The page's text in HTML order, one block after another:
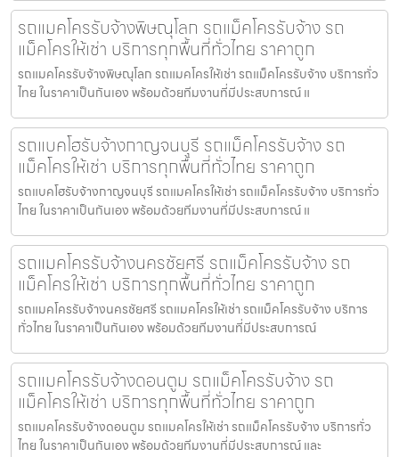
รถแมคโครรับจ้างพิษณุโลก รถแม็คโครรับจ้าง รถ
แม็คโครให้เช่า บริการทุกพื้นที่ทั่วไทย ราคาถูก
รถแมคโครรับจ้างพิษณุโลก รถแมคโครให้เช่า รถแม็คโครรับจ้าง บริการทั่ว
ไทย ในราคาเป็นกันเอง พร้อมด้วยทีมงานที่มีประสบการณ์ แ
รถแบคโฮรับจ้างกาญจนบุรี รถแม็คโครรับจ้าง รถ
แม็คโครให้เช่า บริการทุกพื้นที่ทั่วไทย ราคาถูก
รถแบคโฮรับจ้างกาญจนบุรี รถแมคโครให้เช่า รถแม็คโครรับจ้าง บริการทั่ว
ไทย ในราคาเป็นกันเอง พร้อมด้วยทีมงานที่มีประสบการณ์ แ
รถแมคโครรับจ้างนครชัยศรี รถแม็คโครรับจ้าง รถ
แม็คโครให้เช่า บริการทุกพื้นที่ทั่วไทย ราคาถูก
รถแมคโครรับจ้างนครชัยศรี รถแมคโครให้เช่า รถแม็คโครรับจ้าง บริการ
ทั่วไทย ในราคาเป็นกันเอง พร้อมด้วยทีมงานที่มีประสบการณ์
รถแมคโครรับจ้างดอนตูม รถแม็คโครรับจ้าง รถ
แม็คโครให้เช่า บริการทุกพื้นที่ทั่วไทย ราคาถูก
รถแมคโครรับจ้างดอนตูม รถแมคโครให้เช่า รถแม็คโครรับจ้าง บริการทั่ว
ไทย ในราคาเป็นกันเอง พร้อมด้วยทีมงานที่มีประสบการณ์ และ